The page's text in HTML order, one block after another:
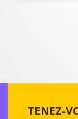
TENEZ-